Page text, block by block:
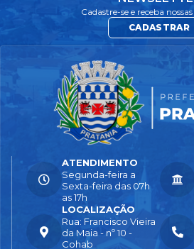
Cadastre-se e receba
CADASTRAR
LOCALIZAÇÃO
Rua: Francisco Vieira
da Maia - nº 10 -
Cohab
ATENDIMENTO
Segunda-feira a
Sexta-feira das 07h
as 17h